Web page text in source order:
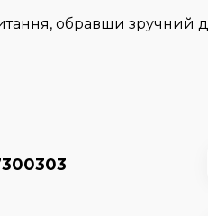
обравши зручний